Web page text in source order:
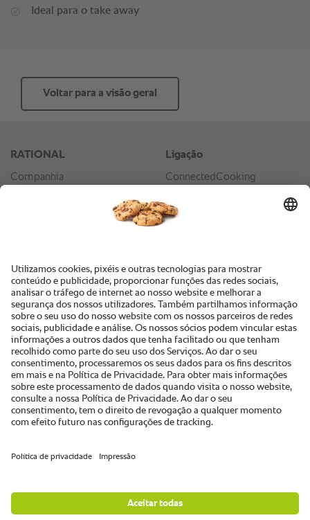
Ideal para o take away
Voltar para a visão geral